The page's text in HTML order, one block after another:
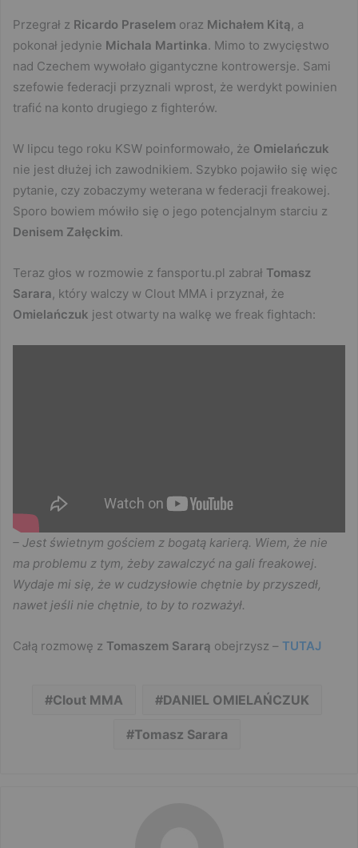
Przegrał z Ricardo Praselem oraz Michałem Kitą, a
pokonał jedynie Michala Martinka. Mimo to zwycięstwo
nad Czechem wywołało gigantyczne kontrowersje. Sami
szefowie federacji przyznali wprost, że werdykt powinien
trafić na konto drugiego z fighterów.
W lipcu tego roku KSW poinformowało, że Omielańczuk
nie jest dłużej ich zawodnikiem. Szybko pojawiło się więc
pytanie, czy zobaczymy weterana w federacji freakowej.
Sporo bowiem mówiło się o jego potencjalnym starciu z
Denisem Załęckim.
Teraz głos w rozmowie z fansportu.pl zabrał Tomasz
Sarara, który walczy w Clout MMA i przyznał, że
Omielańczuk jest otwarty na walkę we freak fightach:
– Jest świetnym gościem z bogatą karierą. Wiem, że nie
ma problemu z tym, żeby zawalczyć na gali freakowej.
Wydaje mi się, że w cudzysłowie chętnie by przyszedł,
nawet jeśli nie chętnie, to by to rozważył.
Całą rozmowę z Tomaszem Sararą obejrzysz – TUTAJ
Clout MMA DANIEL OMIELAŃCZUK
Tomasz Sarara